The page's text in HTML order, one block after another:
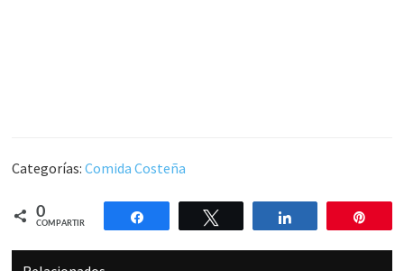
Categorías:Comida Costeña
0
COMPARTIR
Compartir Compartir